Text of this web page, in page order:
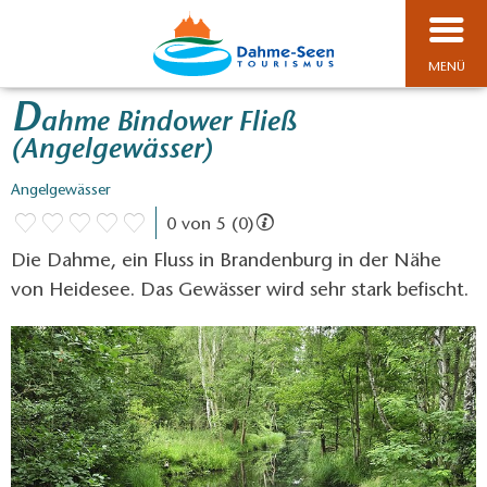
MENÜ
Dahme Bindower Fließ
(Angelgewässer)
Angelgewässer
0 von 5 (0)
Die Dahme, ein Fluss in Brandenburg in der Nähe
von Heidesee. Das Gewässer wird sehr stark befischt.